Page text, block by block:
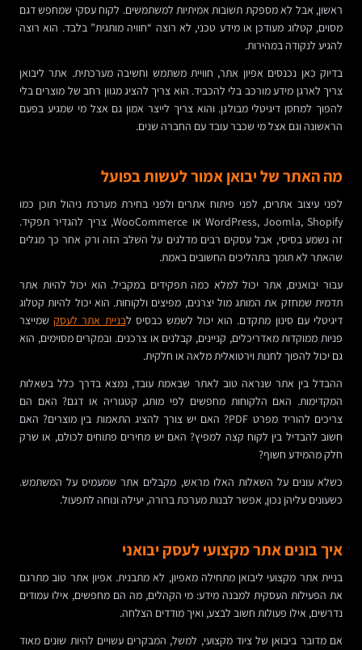
ראשון, אבל לא מספקת תשובות אמיתיות למשתמשים. לקוח עסקי שמחפש דגם
מסוים, קטלוג מעודכן או מידע טכני, לא רוצה “חוויה מותגית” בלבד. הוא רוצה
להגיע לנקודה במהירות.
בדיוק כאן נכנסים אפיון אתר, חוויית משתמש וחשיבה מערכתית. אתר ליבואן
צריך לארגן מידע מורכב בלי להכביד. הוא צריך להציג מגוון רחב של מוצרים בלי
להפוך למחסן דיגיטלי מבולגן. והוא צריך לייצר אמון גם אצל מי שמגיע בפעם
הראשונה וגם אצל מי שכבר עובד עם החברה שנים.
מה האתר של יבואן אמור לעשות בפועל
לפני עיצוב אתרים, לפני פיתוח אתרים ולפני בחירת מערכת ניהול תוכן כמו
WordPress, Joomla, Shopify או WooCommerce, צריך להגדיר תפקיד.
זה נשמע בסיסי, אבל עסקים רבים מדלגים על השלב הזה ורק אחר כך מגלים
שהאתר לא תומך בתהליכים החשובים באמת.
עבור יבואנים, אתר יכול למלא כמה תפקידים במקביל. הוא יכול להיות אתר
תדמית שמחזק את המותג מול יצרנים, מפיצים ולקוחות. הוא יכול להיות קטלוג
דיגיטלי עם סינון מתקדם. הוא יכול לשמש כבסיס לבניית אתר לעסקשמייצר
פניות ממוקדות מאדריכלים, קניינים, קבלנים או צרכנים. ובמקרים מסוימים, הוא
גם יכול להפוך לחנות וירטואלית מלאה או חלקית.
ההבדל בין אתר שנראה טוב לאתר שבאמת עובד, נמצא בדרך כלל בשאלות
המקדימות. האם הלקוחות מחפשים לפי מותג, קטגוריה או דגם? האם הם
צריכים להוריד מפרט PDF? האם יש צורך להציג התאמות בין מוצרים? האם
חשוב להבדיל בין לקוח קצה למפיץ? האם יש מחירים פתוחים לכולם, או שרק
חלק מהמידע חשוף?
כשלא עונים על השאלות האלו מראש, מקבלים אתר שמעמיס על המשתמש.
כשעונים עליהן נכון, אפשר לבנות מערכת ברורה, יעילה ונוחה לתפעול.
איך בונים אתר מקצועי לעסק יבואני
בניית אתר מקצועי ליבואן מתחילה מאפיון, לא מתבנית. אפיון אתר טוב מתרגם
את הפעילות העסקית למבנה מידע: מי הקהלים, מה הם מחפשים, אילו עמודים
נדרשים, אילו פעולות חשוב לבצע, ואיך מודדים הצלחה.
אם מדובר ביבואן של ציוד מקצועי, למשל, המבקרים עשויים להיות שונים מאוד